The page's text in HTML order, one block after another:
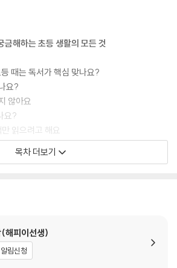
해하는 초등 생활의 모든 것
때는 독서가 핵심 맞나요?
요?
않아요
요?
읽으려고 해요
분야의 책은 거들떠보지 않아요
방법이 있나요?
이 어렵대요
도대체 왜 그럴까요?
주 해요
목차 더보기
(해피이선생)
림신청